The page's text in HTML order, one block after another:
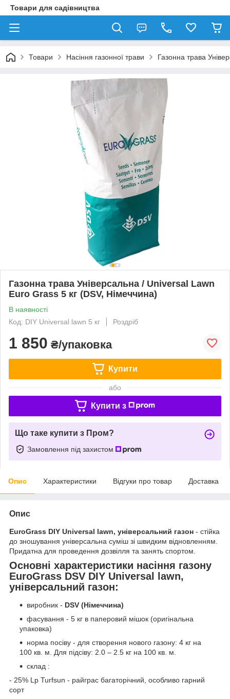
Товари для садівництва
Товари Насіння газонної трави Газонна трава
Газонна трава Універсальна / Universal Lawn
Euro Grass 5 кг (DSV, Німеччина)
В наявності
Код: DIY Universal lawn 5 кг
Роздріб
1 850 ₴/упаковка
Купити
або
Купити з
Що таке купити з Пром?
Замовлення під захистом
Опис Характеристики Відгуки про товар Доставка
Опис
EuroGrass DIY Universal lawn, універсальний газон - стійка
до зношування універсальна суміш зі швидким відновленням.
Придатна для проведення дозвілля та занять спортом.
Основні характеристики насіння газону
EuroGrass DSV DIY Universal lawn,
універсальний газон:
виробник - DSV (Німеччина)
фасування - 5 кг в паперовий мішок (оригінальна
упаковка)
норма посіву - для створення нового газону: 4 кг на
100 кв. м. Для підсіву: 2.0 – 2.5 кг на 100 кв. м.
склад :
- 25% Lp Turfsun - райграс багаторічний, особливо гарний
сорт